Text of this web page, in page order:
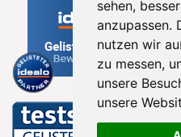
sehen,
anzupassen.
nutzen wir
zu messen,
unsere
unsere